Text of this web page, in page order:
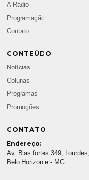
A Rádio
Programação
Contato
CONTEÚDO
Notícias
Colunas
Programas
Promoções
CONTATO
Endereço:
Av. Bias fortes 349, Lourdes,
Belo Horizonte - MG